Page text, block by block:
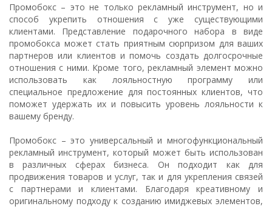
Промобокс – это не только рекламный инструмент, но и
способ укрепить отношения с уже существующими
клиентами. Представление подарочного набора в виде
промобокса может стать приятным сюрпризом для ваших
партнеров или клиентов и помочь создать долгосрочные
отношения с ними. Кроме того, рекламный элемент можно
использовать как лояльностную программу или
специальное предложение для постоянных клиентов, что
поможет удержать их и повысить уровень лояльности к
вашему бренду.
Промобокс – это универсальный и многофункциональный
рекламный инструмент, который может быть использован
в различных сферах бизнеса. Он подходит как для
продвижения товаров и услуг, так и для укрепления связей
с партнерами и клиентами. Благодаря креативному и
оригинальному подходу к созданию имиджевых элементов,